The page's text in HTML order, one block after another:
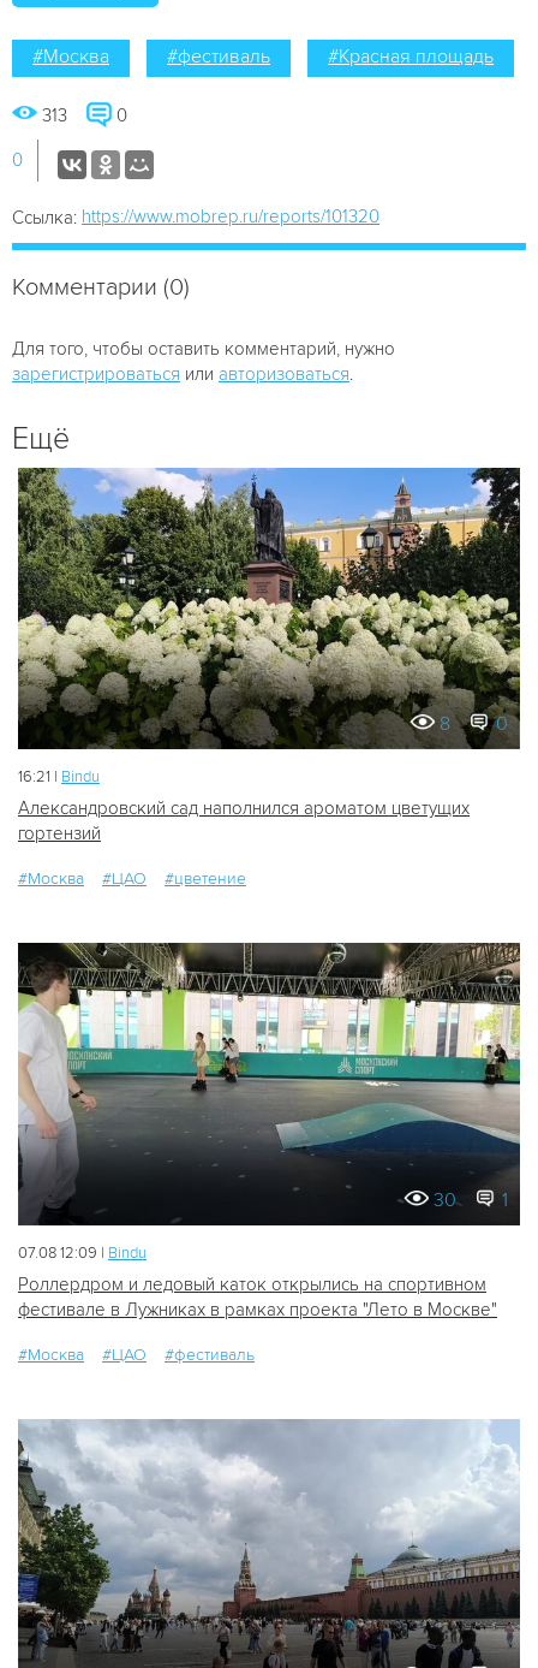
#Москва #фестиваль #Красная площадь
313 0
0
Ссылка: https://www.mobrep.ru/reports/101320
Комментарии (0)
Для того, чтобы оставить комментарий, нужно
зарегистрироваться или авторизоваться
Ещё
8 0
16:21 | Bindu
Александровский сад наполнился ароматом цветущих
гортензий
#Москва #ЦАО #цветение
30 1
07.08 12:09 | Bindu
Роллердром и ледовый каток открылись на спортивном
фестивале в Лужниках в рамках проекта "Лето в Москве"
#Москва #ЦАО #фестиваль